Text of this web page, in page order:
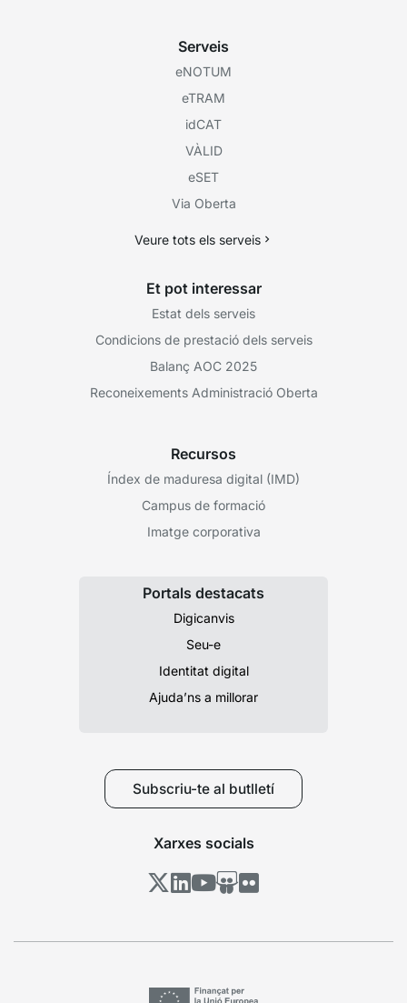
Serveis
eNOTUM
eTRAM
idCAT
VÀLID
eSET
Via Oberta
Veure tots els serveis
Et pot interessar
Estat dels serveis
Condicions de prestació dels serveis
Balanç AOC 2025
Reconeixements Administració Oberta
Recursos
Índex de maduresa digital (IMD)
Campus de formació
Imatge corporativa
Portals destacats
Digicanvis
Seu-e
Identitat digital
Ajuda’ns a millorar
Subscriu-te al butlletí
Xarxes socials